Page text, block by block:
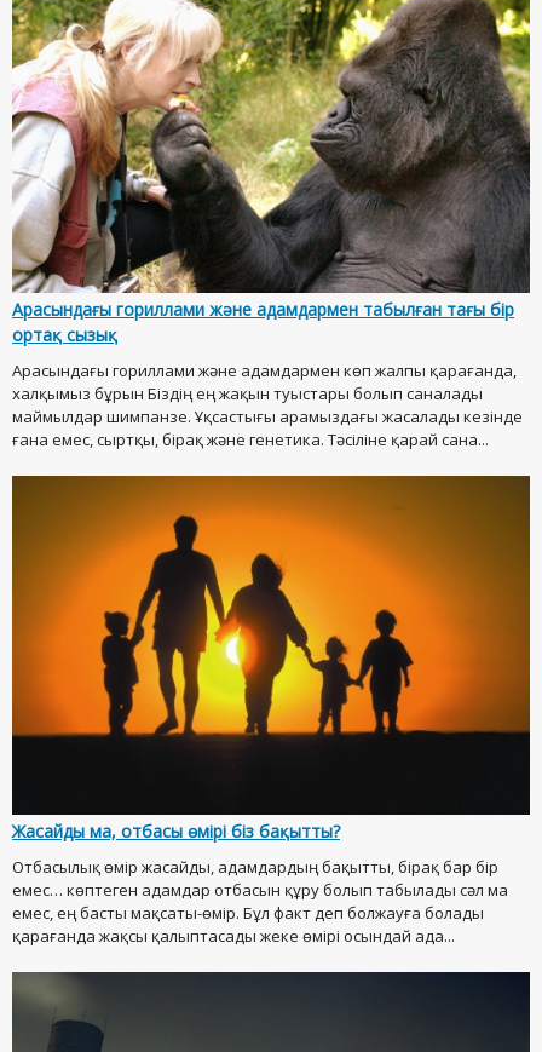
Арасындағы гориллами және адамдармен табылған тағы бір
ортақ сызық
Арасындағы гориллами және адамдармен көп жалпы қарағанда,
халқымыз бұрын Біздің ең жақын туыстары болып саналады
маймылдар шимпанзе. Ұқсастығы арамыздағы жасалады кезінде
ғана емес, сыртқы, бірақ және генетика. Тәсіліне қарай сана...
Жасайды ма, отбасы өмірі біз бақытты?
Отбасылық өмір жасайды, адамдардың бақытты, бірақ бар бір
емес… көптеген адамдар отбасын құру болып табылады сәл ма
емес, ең басты мақсаты-өмір. Бұл факт деп болжауға болады
қарағанда жақсы қалыптасады жеке өмірі осындай ада...